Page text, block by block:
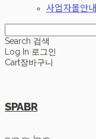
사업자몰안내
Search 검색
Log In 로그인
Cart장바구니
SPABR